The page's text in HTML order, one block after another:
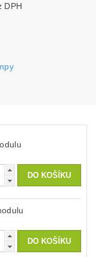
Kč bez DPH